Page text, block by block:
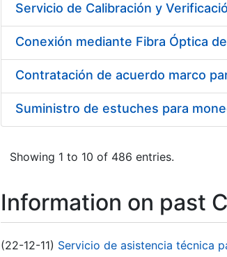
Suministro de estuches para
Showing 1 to 10 of 486 entries.
Information on past
(22-12-11) Servicio de asistencia técnica